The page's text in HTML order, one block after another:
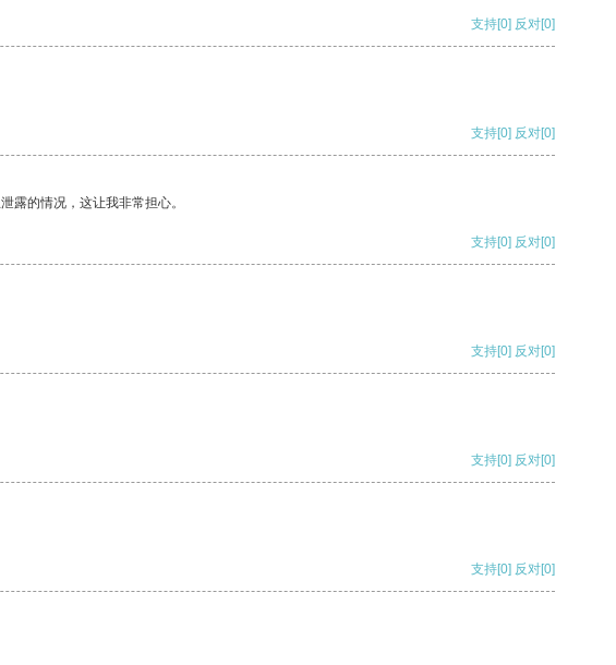
支持[0] 反对[0]
支持[0] 反对[0]
露的情况，这让我非常担心。
支持[0] 反对[0]
支持[0] 反对[0]
支持[0] 反对[0]
支持[0] 反对[0]